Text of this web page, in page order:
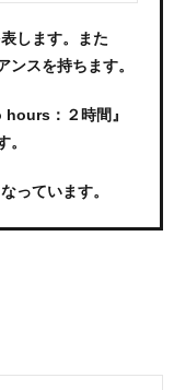
します。また
ンスを持ちます。
：２時間』
。
っています。